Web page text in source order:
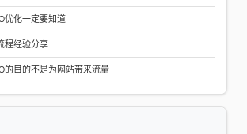
优化一定要知道
程经验分享
的目的不是为网站带来流量